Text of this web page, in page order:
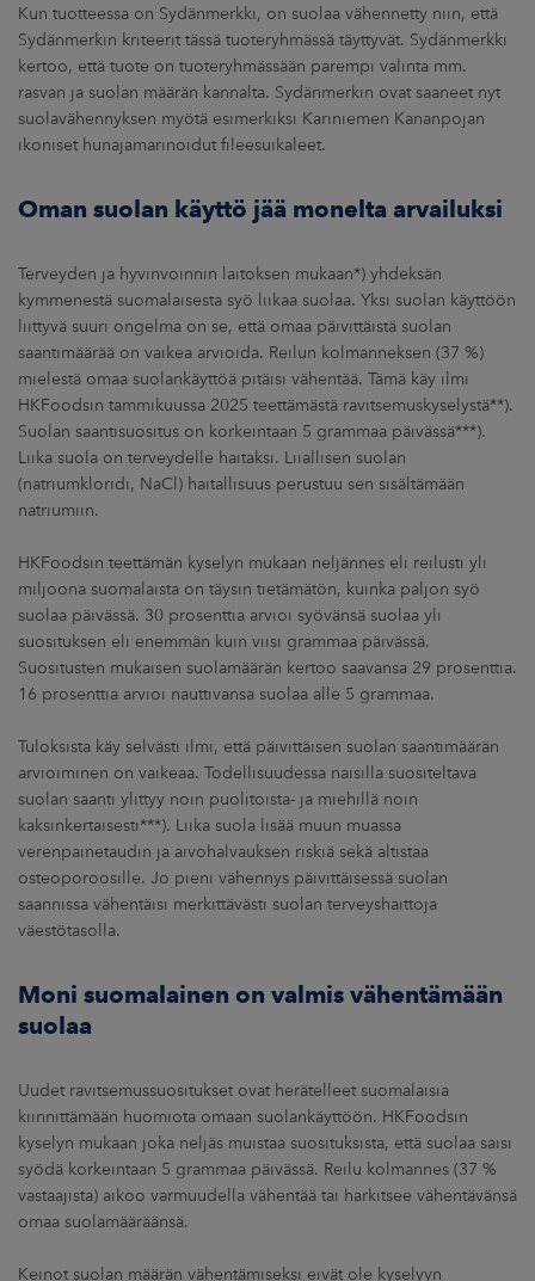
Kun tuotteessa on Sydänmerkki, on suolaa vähennetty niin, että
Sydänmerkin kriteerit tässä tuoteryhmässä täyttyvät. Sydänmerkki
kertoo, että tuote on tuoteryhmässään parempi valinta mm.
rasvan ja suolan määrän kannalta. Sydänmerkin ovat saaneet nyt
suolavähennyksen myötä esimerkiksi Kariniemen Kananpojan
ikoniset hunajamarinoidut fileesuikaleet.
Oman suolan käyttö jää monelta arvailuksi
Terveyden ja hyvinvoinnin laitoksen mukaan*) yhdeksän
kymmenestä suomalaisesta syö liikaa suolaa. Yksi suolan käyttöön
liittyvä suuri ongelma on se, että omaa päivittäistä suolan
saantimäärää on vaikea arvioida. Reilun kolmanneksen (37 %)
mielestä omaa suolankäyttöä pitäisi vähentää. Tämä käy ilmi
HKFoodsin tammikuussa 2025 teettämästä ravitsemuskyselystä**).
Suolan saantisuositus on korkeintaan 5 grammaa päivässä***).
Liika suola on terveydelle haitaksi. Liiallisen suolan
(natriumkloridi, NaCl) haitallisuus perustuu sen sisältämään
natriumiin.
HKFoodsin teettämän kyselyn mukaan neljännes eli reilusti yli
miljoona suomalaista on täysin tietämätön, kuinka paljon syö
suolaa päivässä. 30 prosenttia arvioi syövänsä suolaa yli
suosituksen eli enemmän kuin viisi grammaa päivässä.
Suositusten mukaisen suolamäärän kertoo saavansa 29 prosenttia.
16 prosenttia arvioi nauttivansa suolaa alle 5 grammaa.
Tuloksista käy selvästi ilmi, että päivittäisen suolan saantimäärän
arvioiminen on vaikeaa. Todellisuudessa naisilla suositeltava
suolan saanti ylittyy noin puolitoista- ja miehillä noin
kaksinkertaisesti***). Liika suola lisää muun muassa
verenpainetaudin ja aivohalvauksen riskiä sekä altistaa
osteoporoosille. Jo pieni vähennys päivittäisessä suolan
saannissa vähentäisi merkittävästi suolan terveyshaittoja
väestötasolla.
Moni suomalainen on valmis vähentämään
suolaa
Uudet ravitsemussuositukset ovat herätelleet suomalaisia
kiinnittämään huomiota omaan suolankäyttöön. HKFoodsin
kyselyn mukaan joka neljäs muistaa suosituksista, että suolaa saisi
syödä korkeintaan 5 grammaa päivässä. Reilu kolmannes (37 %
vastaajista) aikoo varmuudella vähentää tai harkitsee vähentävänsä
omaa suolamääräänsä.
Keinot suolan määrän vähentämiseksi eivät ole kyselyyn